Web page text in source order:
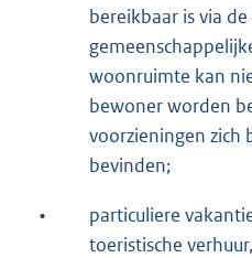
bereikbaar is via
woonruimte kan
bewoner worden
voorzieningen zich
bevinden;
•
particuliere
toeristische